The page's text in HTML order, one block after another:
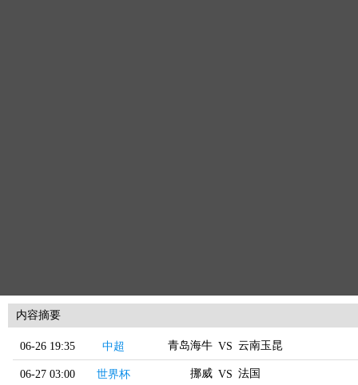
内容摘要
06-26 19:35 中超 青岛海牛 VS 云南玉昆
06-27 03:00 世界杯 挪威 VS 法国